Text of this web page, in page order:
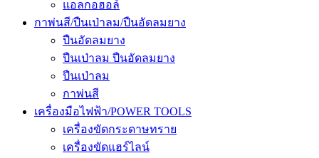
แอลกอฮอล์
กาพ่นสี/ปืนเป่าลม/ปืนอัดลมยาง
ปืนอัดลมยาง
ปืนเป่าลม ปืนอัดลมยาง
ปืนเป่าลม
กาพ่นสี
เครื่องมือไฟฟ้า/POWER TOOLS
เครื่องขัดกระดาษทราย
เครื่องขัดแฮร์ไลน์